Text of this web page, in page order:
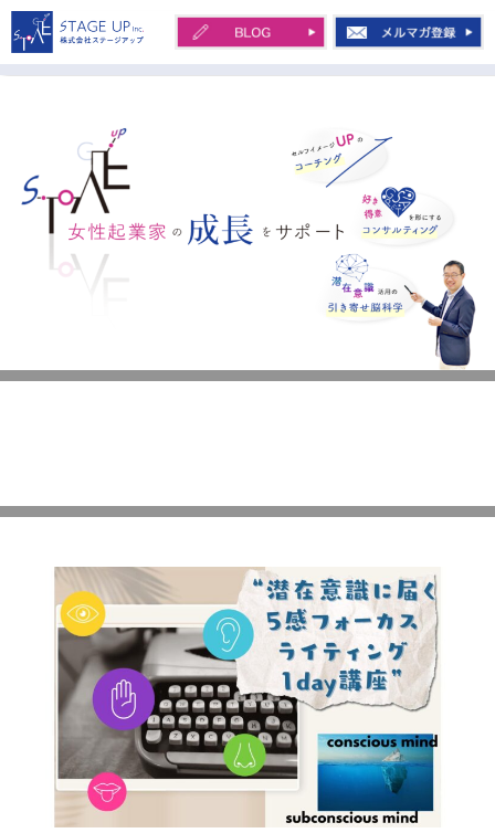
コ
ン
テ
女性起業家の起業から会社化を、セルフ